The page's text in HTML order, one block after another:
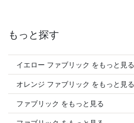
もっと探す
イエロー ファブリック をもっと見る
オレンジ ファブリック をもっと見る
ファブリック をもっと見る